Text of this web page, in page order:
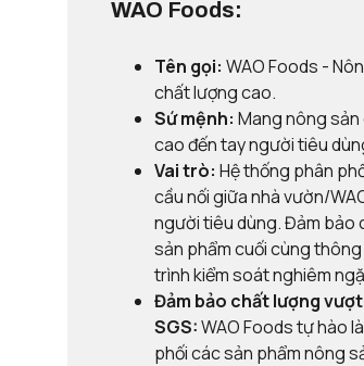
WAO Foods:
Tên gọi: WAO Foods -
chất lượng cao.
Sứ mệnh: Mang nông
cao đến tay người tiêu
Vai trò: Hệ thống phân
cầu nối giữa nhà vườn/
người tiêu dùng. Đảm bảo
sản phẩm cuối cùng
trình kiểm soát nghiêm
Đảm bảo chất lượng
SGS:WAO Foods tự hào
phối các sản phẩm nông